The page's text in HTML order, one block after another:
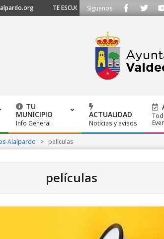
TE ESCUCHAMOS - Llámanos al 91 620 21 53
Síguenos
TU
MUNICIPIO
Info General
ACTUALIDAD
Noticias y avisos
Alalpardo > películas
películas